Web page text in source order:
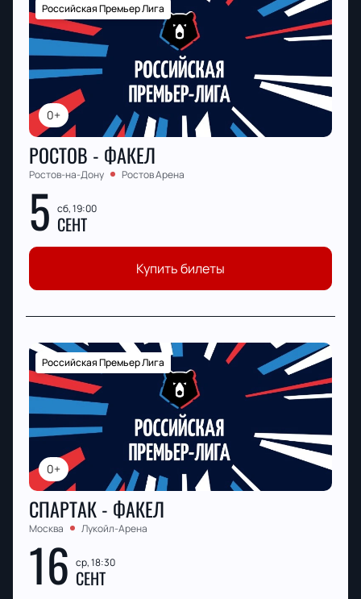
0+
Российская Премьер Лига
РОСТОВ - ФАКЕЛ
Ростов-на-Дону Ростов Арена
5 сб, 19:00
СЕНТ
Купить билеты
0+
Российская Премьер Лига
СПАРТАК - ФАКЕЛ
Москва Лукойл-Арена
16 ср, 18:30
СЕНТ